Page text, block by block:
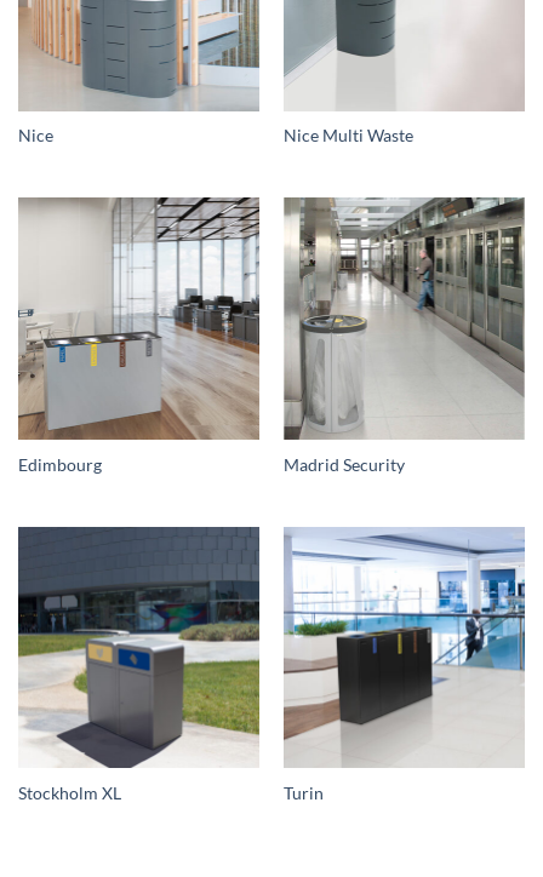
Nice Nice Multi Waste
Edimbourg Madrid Security
Stockholm XL Turin